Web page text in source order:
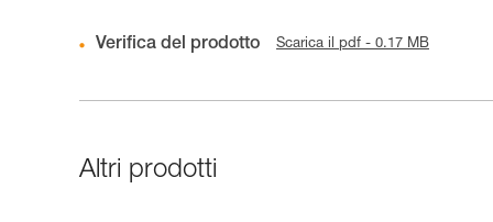
Verifica del prodotto Scarica il pdf - 0.17 MB
Altri prodotti